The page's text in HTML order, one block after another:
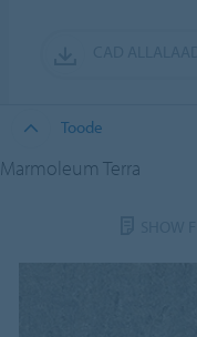
Toode
Marmoleum Terra